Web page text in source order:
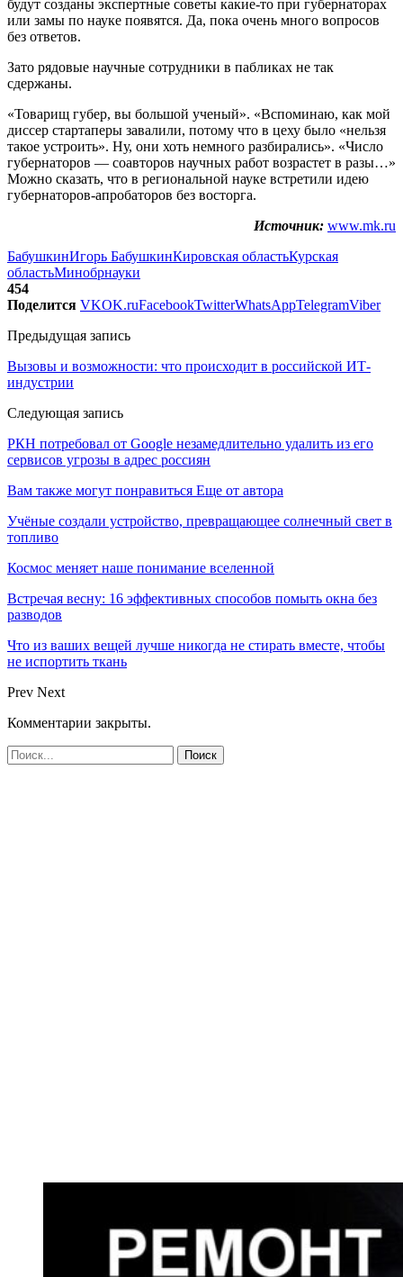
будут созданы экспертные советы какие-то при губернаторах
или замы по науке появятся. Да, пока очень много вопросов
без ответов.
Зато рядовые научные сотрудники в пабликах не так
сдержаны.
«Товарищ губер, вы большой ученый». «Вспоминаю, как мой
диссер стартаперы завалили, потому что в цеху было «нельзя
такое устроить». Ну, они хоть немного разбирались». «Число
губернаторов — соавторов научных работ возрастет в разы…»
Можно сказать, что в региональной науке встретили идею
губернаторов-апробаторов без восторга.
Источник: www.mk.ru
БабушкинИгорь БабушкинКировская областьКурская
областьМинобрнауки
454
Поделится VKOK.ruFacebookTwitterWhatsAppTelegramViber
Предыдущая запись
Вызовы и возможности: что происходит в российской ИТ-
индустрии
Следующая запись
РКН потребовал от Google незамедлительно удалить из его
сервисов угрозы в адрес россиян
Вам также могут понравиться Еще от автора
Учёные создали устройство, превращающее солнечный свет в
топливо
Космос меняет наше понимание вселенной
Встречая весну: 16 эффективных способов помыть окна без
разводов
Что из ваших вещей лучше никогда не стирать вместе, чтобы
не испортить ткань
Prev Next
Комментарии закрыты.